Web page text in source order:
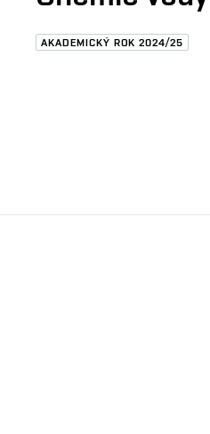
AKADEMICKÝ ROK 2024/25